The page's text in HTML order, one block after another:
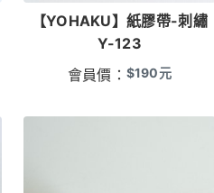
【YOHAKU】紙膠帶-刺繡
Y-123
會員價： $190元